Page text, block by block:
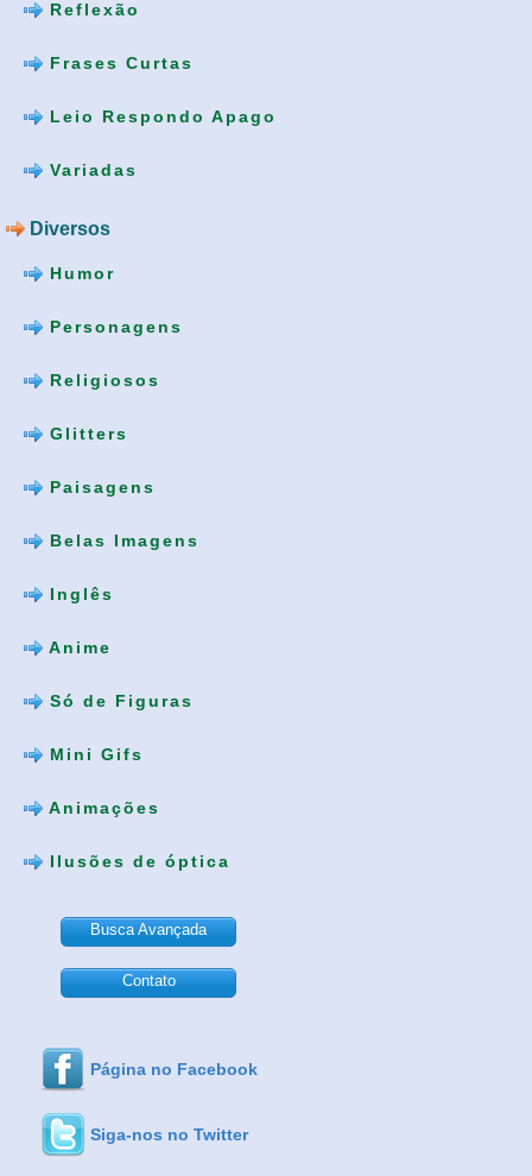
Reflexão
Frases Curtas
Leio Respondo Apago
Variadas
Diversos
Humor
Personagens
Religiosos
Glitters
Paisagens
Belas Imagens
Inglês
Anime
Só de Figuras
Mini Gifs
Animações
Ilusões de óptica
Busca Avançada
Contato
Página no Facebook
Siga-nos no Twitter